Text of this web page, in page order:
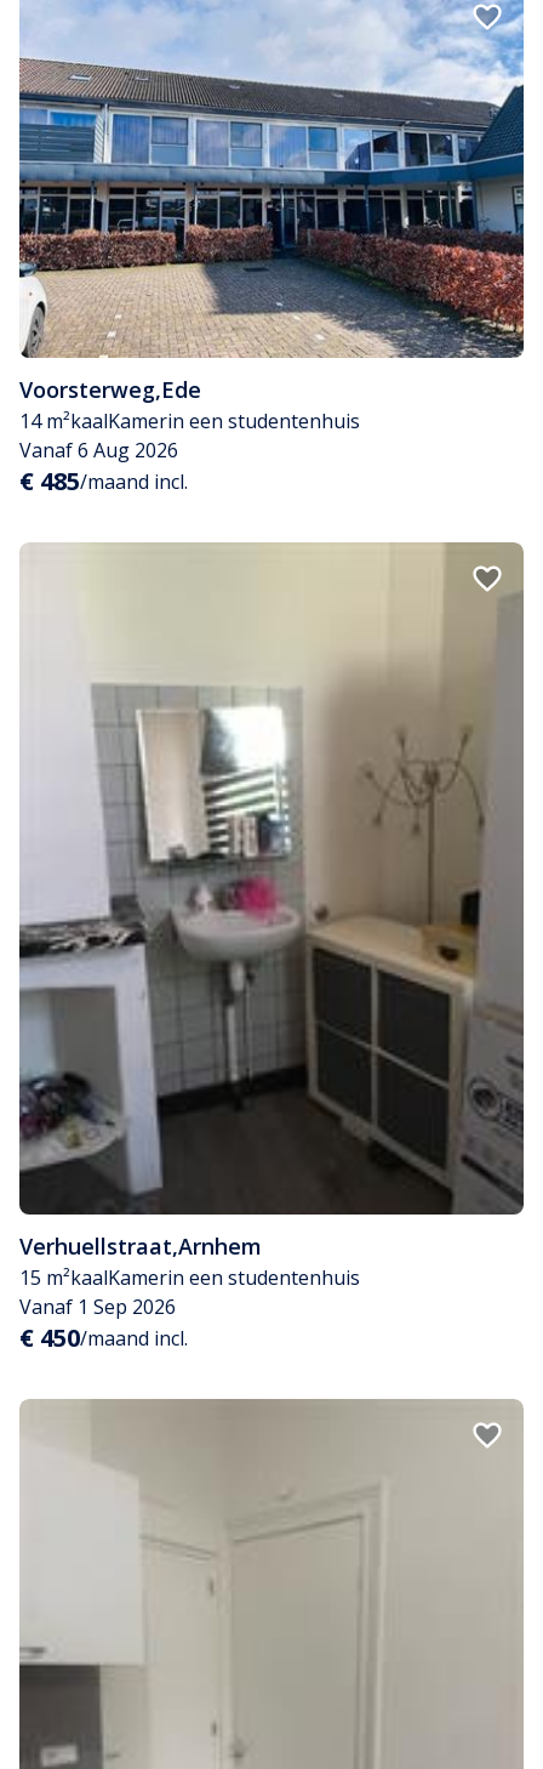
Voorsterweg,Ede
14 m²kaalKamerin een studentenhuis
Vanaf 6 Aug 2026
€ 485/maand incl.
Verhuellstraat,Arnhem
15 m²kaalKamerin een studentenhuis
Vanaf 1 Sep 2026
€ 450/maand incl.